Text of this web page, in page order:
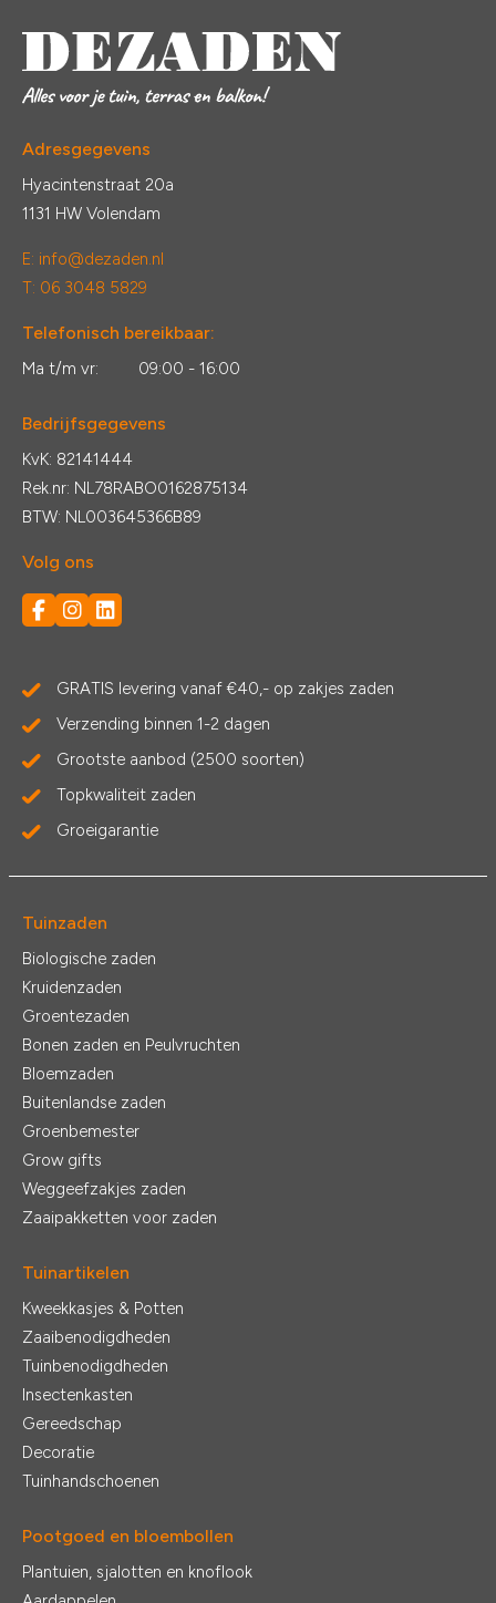
Adresgegevens
Hyacintenstraat 20a
1131 HW Volendam
E: info@dezaden.nl
T: 06 3048 5829
Telefonisch bereikbaar:
Ma t/m vr: 09:00 - 16:00
Bedrijfsgegevens
KvK: 82141444
Rek.nr: NL78RABO0162875134
BTW: NL003645366B89
Volg ons
GRATIS levering vanaf €40,- op zakjes zaden
Verzending binnen 1-2 dagen
Grootste aanbod (2500 soorten)
Topkwaliteit zaden
Groeigarantie
Tuinzaden
Biologische zaden
Kruidenzaden
Groentezaden
Bonen zaden en Peulvruchten
Bloemzaden
Buitenlandse zaden
Groenbemester
Grow gifts
Weggeefzakjes zaden
Zaaipakketten voor zaden
Tuinartikelen
Kweekkasjes & Potten
Zaaibenodigdheden
Tuinbenodigdheden
Insectenkasten
Gereedschap
Decoratie
Tuinhandschoenen
Pootgoed en bloembollen
Plantuien, sjalotten en knoflook